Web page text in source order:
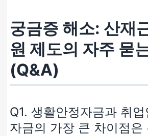
궁금증 해소: 산재
원 제도의 자주 묻
(Q&A)
Q1. 생활안정자금과 취
자금의 가장 큰 차이점은